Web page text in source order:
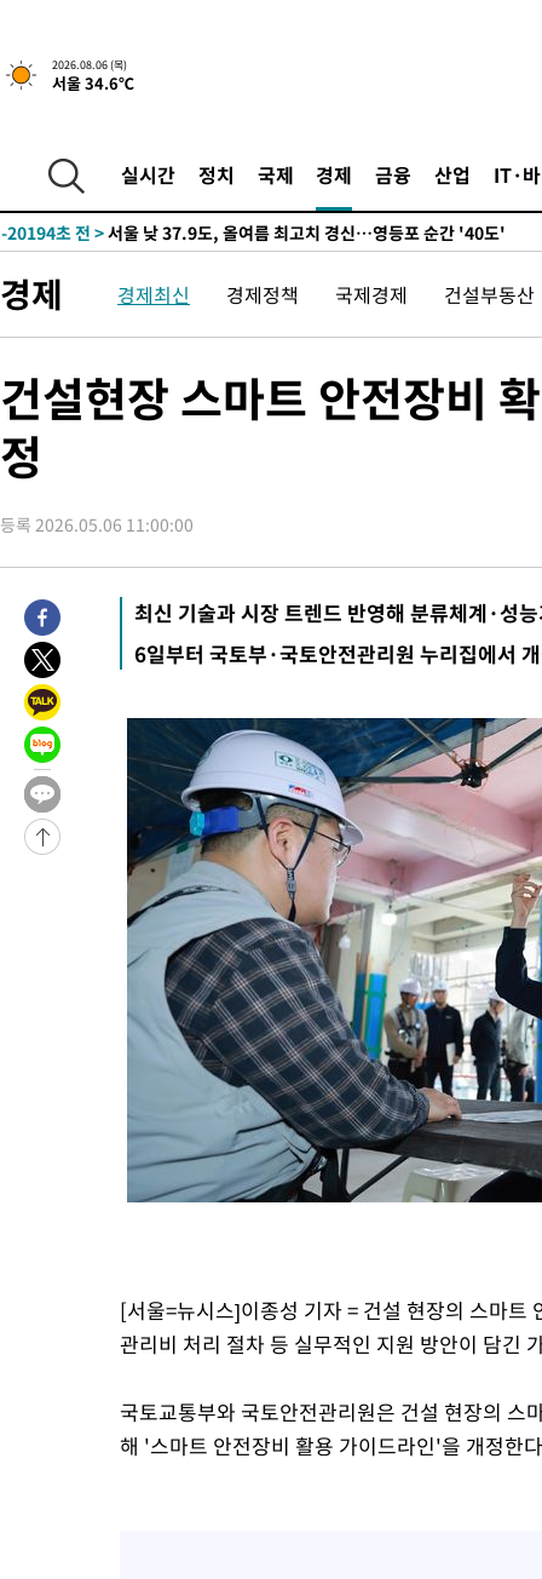
2026.08.06 (목)
서울 34.6℃
실시간 정치 국제 경제 금융 산업 IT·
-20906초 전 >'낮 최고 39도' 불볕더위…한밤 열대야도 계속[내일날씨]
-20865초 전 >[속보]7~9일 프로야구 3연전도 폭염 취소…11일 재개
-20354초 전 >
'월드컵 탈락 후폭풍' 축구협회…초유의 압수수색에 '충격·당
-20194초 전 >
-19756초 전 >[속보]종합특검, 대검 추가 압수수색…내란 중요임무종사 혐의
-15781초 전 >
[속보]코스피, 301.88포인트(4.58%) 내린 6296.38 마감
-15646초 전 >[속보]원·달러 환율, 0.7원 내린 1423.8원 마감
-10290초 전 >손흥민, 5경기 연속골 실패…LAFC는 승부차기 끝 과달라하라
-2891초 전 >
-2528초 전 >
16분 전 >[속보]산업장관 "李정부, 원전 반대 안해…안정 전력 위해 불가피"
37분 전 >[속보]경찰, '홍명보 선임 논란' 대한축구협회·축구회관 등 압수수색
-23946초 전 >
[속보]합참 "北 발사체는 단거리탄도미사일…감시·경계태세
-23694초 전 >
日방위성, 北이 동해로 쏜 발사체는 탄도미사일 가능성
-22124초 전 >
[속보] SKT, 에이닷 서비스 장애 발생…"원인 파악 중"
-21530초 전 >
-20926초 전 >
'낮 최고 39도' 불볕더위…한밤 열대야도 계속[내일날씨]
-20885초 전 >
[속보]7~9일 프로야구 3연전도 폭염 취소…11일 재개
-20547초 전 >
"韓 외환시장 개입 관측 배경엔 美의 대한국 무역적자 있어"
-20374초 전 >
'월드컵 탈락 후폭풍' 축구협회…초유의 압수수색에 '충격·당
서울 낮 37.9도, 올여름 최고치 경신…영등포 순간 '40도'
[속보]종합특검, 대검 추가 압수수색…내란 중요임무종사 혐의
[속보]코스닥, 800p 회복…0.26% 오른 801.67 마감
[속보]코스피, 301.88포인트(4.58%) 내린 6296.38 마감
[속보]원·달러 환율, 0.7원 내린 1423.8원 마감
"여기 떨어졌다"…다누리, 스페이스X 로켓 달 충돌 흔적 포착
손흥민, 5경기 연속골 실패…LAFC는 승부차기 끝 과달라하라
내일까지 39도 '펄펄'…기상청 "태풍 지나며 폭염 잠시 꺾인다"
트럼프, 한국계 진보 주지사 후보 맹공…"공산주의가 최대 위협"
"美간섭에 합의 지연"…트럼프, '이란 호르무즈 통제권' 수용할
경제 경제최신 경제정책 국제경제 건설부동산
건설현장 스마트 안전장비
정
등록 2026.05.06 11:00:00
최신 기술과 시장 트렌드 반영해 분류체계·성
6일부터 국토부·국토안전관리원 누리집에서
[서울=뉴시스]이종성 기자 = 건설 현장의 스마트
관리비 처리 절차 등 실무적인 지원 방안이 담긴
국토교통부와 국토안전관리원은 건설 현장의 스
해 '스마트 안전장비 활용 가이드라인'을 개정한